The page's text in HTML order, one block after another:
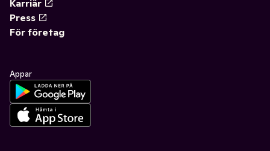
Karriär
Press
För företag
Appar